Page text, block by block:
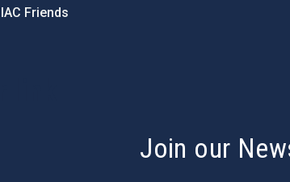
IAC Friends
Join our